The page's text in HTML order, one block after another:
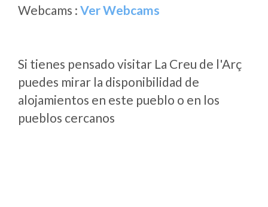
Webcams : Ver Webcams
Si tienes pensado visitar La Creu de l'Arç
puedes mirar la disponibilidad de
alojamientos en este pueblo o en los
pueblos cercanos